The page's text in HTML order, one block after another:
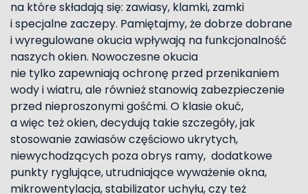
na które składają się: zawiasy, klamki, zamki
i specjalne zaczepy. Pamiętajmy, że dobrze dobrane
i wyregulowane okucia wpływają na funkcjonalność
naszych okien. Nowoczesne okucia
nie tylko zapewniają ochronę przed przenikaniem
wody i wiatru, ale również stanowią zabezpieczenie
przed nieproszonymi gośćmi. O klasie okuć,
a więc też okien, decydują takie szczegóły, jak
stosowanie zawiasów częściowo ukrytych,
niewychodzących poza obrys ramy, dodatkowe
punkty ryglujące, utrudniające wyważenie okna,
mikrowentylacja, stabilizator uchyłu, czy też